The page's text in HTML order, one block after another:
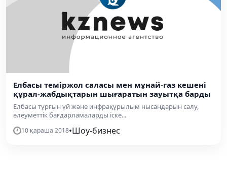
Елбасы теміржол саласы мен мұнай-газ кешені
құрал-жабдықтарын шығаратын зауытқа барды
Елбасы тұрғын үй және инфрақұрылым нысандарын салу,
әлеуметтік бағдарламаларды іске...
10 қараша 2018•Шоу-бизнес